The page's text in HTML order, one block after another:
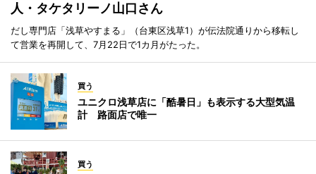
人・タケタリーノ山口さん
だし専門店「浅草やすまる」（台東区浅草1）が伝法院通りから移転し
て営業を再開して、7月22日で1カ月がたった。
買う
ユニクロ浅草店に「酷暑日」も表示する大型気温
計 路面店で唯一
買う